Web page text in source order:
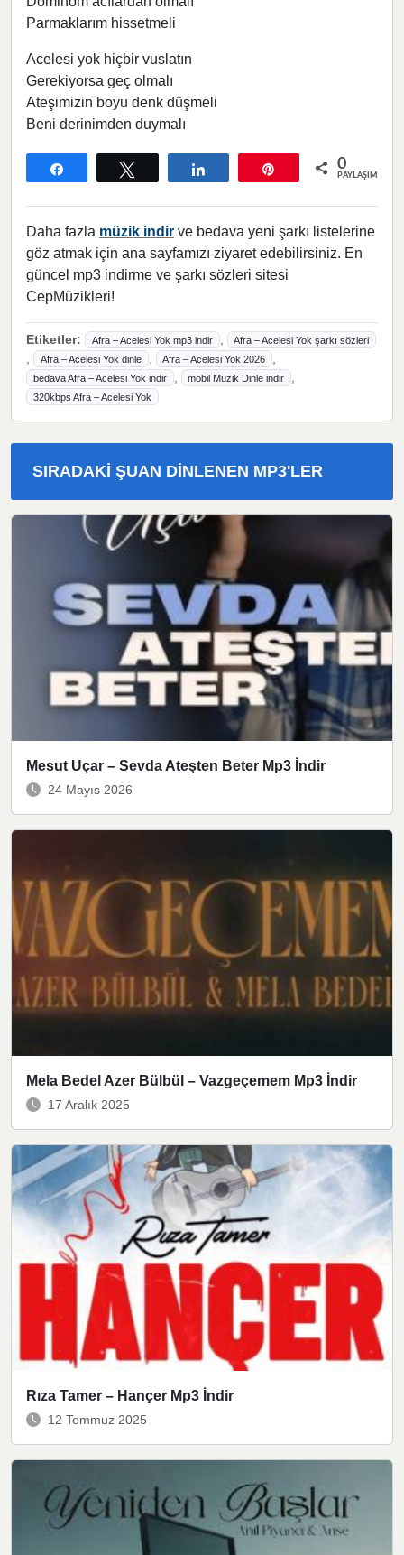
Parmaklarım hissetmeli
Acelesi yok hiçbir vuslatın
Gerekiyorsa geç olmalı
Ateşimizin boyu denk düşmeli
Beni derinimden duymalı
0
PAYLAŞIMLAR
Daha fazla müzik indir ve bedava yeni şarkı listelerine
göz atmak için ana sayfamızı ziyaret edebilirsiniz. En
güncel mp3 indirme ve şarkı sözleri sitesi
CepMüzikleri!
Etiketler: Afra – Acelesi Yok mp3 indir Afra – Acelesi Yok şarkı sözleri
Afra – Acelesi Yok dinle Afra – Acelesi Yok 2026
bedava Afra – Acelesi Yok indir mobil Müzik Dinle indir
320kbps Afra – Acelesi Yok
SIRADAKI ŞUAN DINLENEN MP3'LER
Mesut Uçar – Sevda Ateşten Beter Mp3 İndir
24 Mayıs 2026
Mela Bedel Azer Bülbül – Vazgeçemem Mp3 İndir
17 Aralık 2025
Rıza Tamer – Hançer Mp3 İndir
12 Temmuz 2025